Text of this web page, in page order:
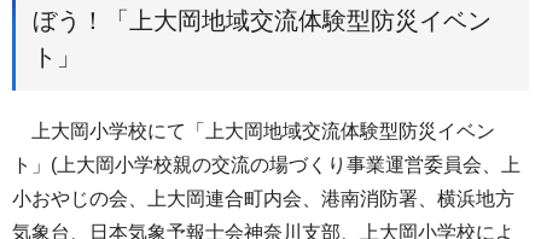
ぼう！「上大岡地域交流体験型防災イベン
ト」
上大岡小学校にて「上大岡地域交流体験型防災イベン
ト」(上大岡小学校親の交流の場づくり事業運営委員会、上
小おやじの会、上大岡連合町内会、港南消防署、横浜地方
気象台、日本気象予報士会神奈川支部、上大岡小学校によ